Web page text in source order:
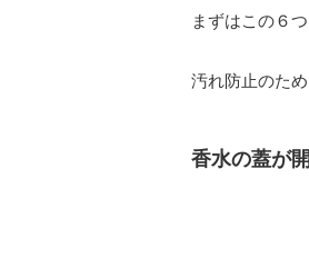
まずはこの６
汚れ防止のた
香水の蓋が